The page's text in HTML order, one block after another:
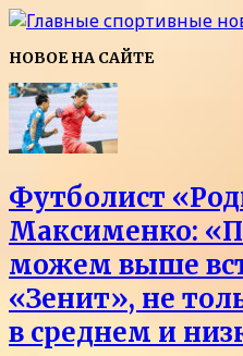
НОВОЕ НА САЙТЕ
Футболист
Максименко:
можем выше
«Зенит», не
в среднем и